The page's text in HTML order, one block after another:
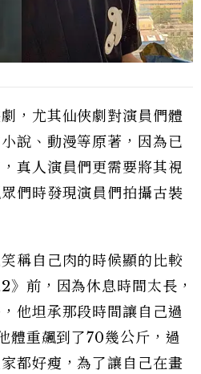
，尤其仙俠劇對演員們體
說、動漫等原著，因為已
真人演員們更需要將其視
們時發現演員們拍攝古裝
稱自己肉的時候顯的比較
》前，因為休息時間太長，
他坦承那段時間讓自己過
體重飆到了70幾公斤，過
都好瘦，為了讓自己在畫